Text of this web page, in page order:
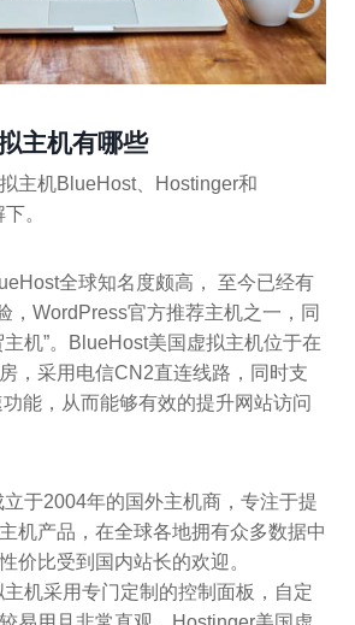
主机有哪些
主机BlueHost、Hostinger和
。
全球知名度颇高， 至今已经有
，WordPress官方推荐主机之一，同
主机”。BlueHost美国虚拟主机位于在
，采用电信CN2直连线路，同时支
能，从而能够有效的提升网站访问
于2004年的国外主机商，专注于提
机产品，在全球各地拥有众多数据中
价比受到国内站长的欢迎。
机采用专门定制的控制面板，自定